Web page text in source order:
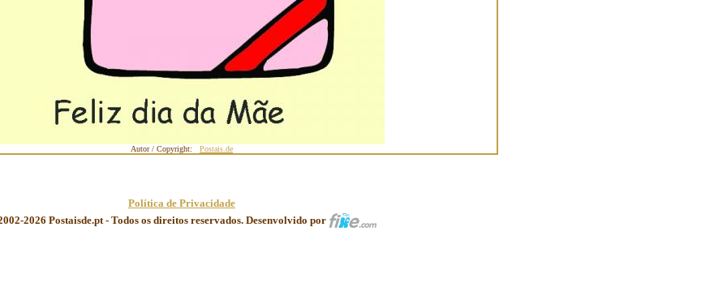
Autor / Copyright: Postais.de
Política de Privacidade
2026 Postaisde.pt - Todos os direitos reservados. Desenvolvido por